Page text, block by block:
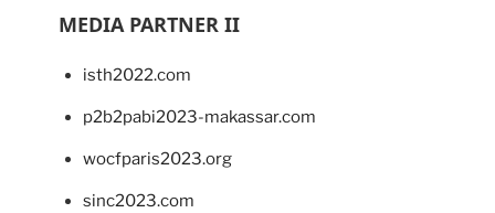
MEDIA PARTNER II
isth2022.com
p2b2pabi2023-makassar.com
wocfparis2023.org
sinc2023.com